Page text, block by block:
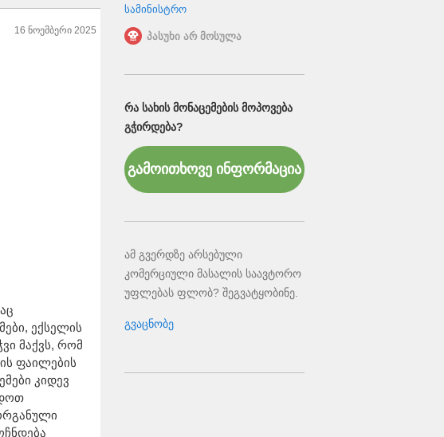
16 ნოემბერი 2025
ექსელის
მაქვს, რომ
ფაილების
კიდევ
სამინისტრო
პასუხი არ მოსულა
ᲠᲐ ᲡᲐᲮᲘᲡ ᲛᲝᲜᲐᲪᲔᲛᲔᲑᲘᲡ ᲛᲝᲞᲝᲕᲔᲑᲐ
ᲒᲭᲘᲠᲓᲔᲑᲐ?
გამოითხოვე ინფორმაცია
ამ გვერდზე არსებული
კომერციული მასალის საავტორო
უფლებას ფლობ? შეგვატყობინე.
გვაცნობე